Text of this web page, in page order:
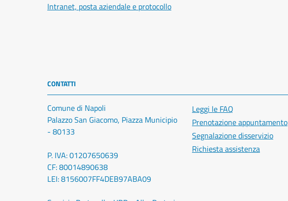
Intranet, posta aziendale e protocollo
CONTATTI
Comune di Napoli
Palazzo San Giacomo, Piazza Municipio
- 80133
P. IVA: 01207650639
CF: 80014890638
LEI: 8156007FF4DEB97ABA09
Leggi le FAQ
Prenotazione appuntamento
Segnalazione disservizio
Richiesta assistenza